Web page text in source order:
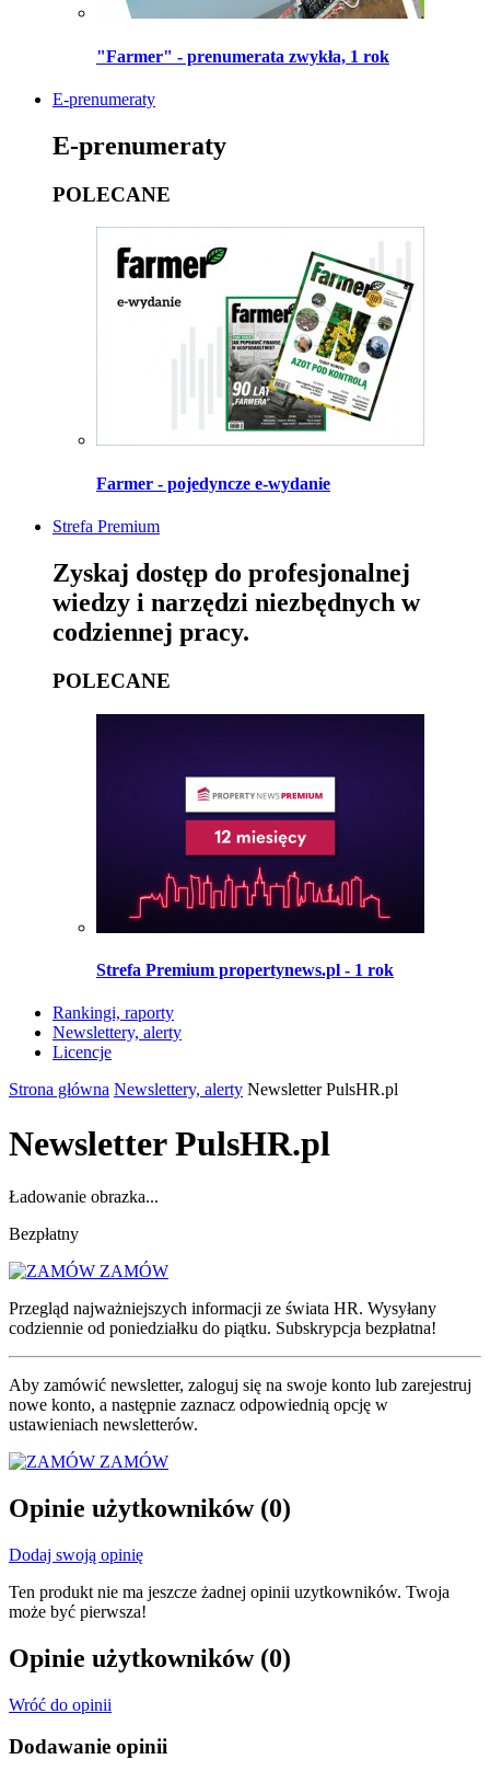
"Farmer" - prenumerata zwykła, 1 rok
E-prenumeraty
E-prenumeraty
POLECANE
Farmer - pojedyncze e-wydanie
Strefa Premium
Zyskaj dostęp do profesjonalnej
wiedzy i narzędzi niezbędnych w
codziennej pracy.
POLECANE
Strefa Premium propertynews.pl - 1 rok
Rankingi, raporty
Newslettery, alerty
Licencje
Strona główna Newslettery, alerty Newsletter PulsHR.pl
Newsletter PulsHR.pl
Ładowanie obrazka...
Bezpłatny
ZAMÓW
Przegląd najważniejszych informacji ze świata HR. Wysyłany
codziennie od poniedziałku do piątku. Subskrypcja bezpłatna!
Aby zamówić newsletter, zaloguj się na swoje konto lub zarejestruj
nowe konto, a następnie zaznacz odpowiednią opcję w
ustawieniach newsletterów.
ZAMÓW
Opinie użytkowników (0)
Dodaj swoją opinię
Ten produkt nie ma jeszcze żadnej opinii uzytkowników. Twoja
może być pierwsza!
Opinie użytkowników (0)
Wróć do opinii
Dodawanie opinii